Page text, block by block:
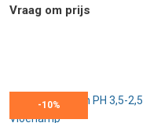
Vraag om prijs
-10%